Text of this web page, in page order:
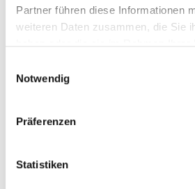
Partner führen diese Informationen
weiteren Daten zusammen, die Sie
Notwendig
Präferenzen
Statistiken
RAUMAUSSTATTER